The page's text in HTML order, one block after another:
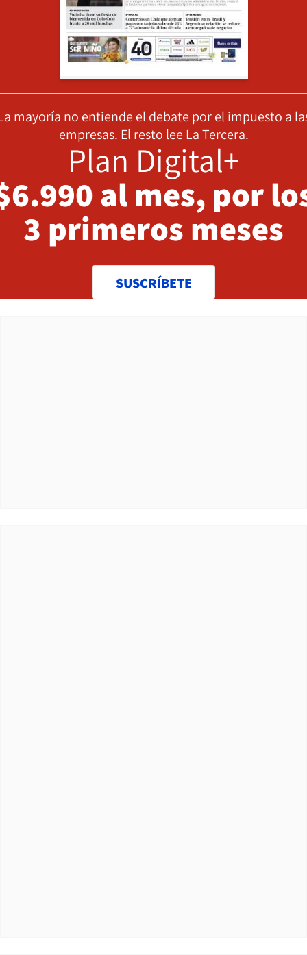
mayoría no entiende el debate por el impuesto a
empresas. El resto lee La Tercera.
Plan Digital+
al mes, por
3 primeros meses
SUSCRÍBETE